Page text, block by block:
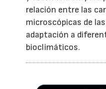
relación entre las
microscópicas de
adaptación a
bioclimáticos.